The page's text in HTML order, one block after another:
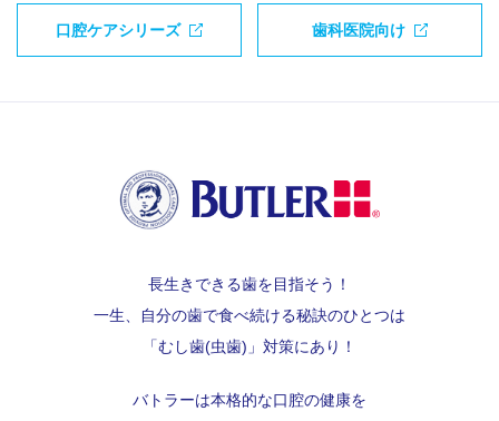
口腔ケアシリーズ 歯科医院向け
長生きできる歯を目指そう！
一生、自分の歯で食べ続ける秘訣のひとつは
「むし歯(虫歯)」対策にあり！
バトラーは本格的な口腔の健康を